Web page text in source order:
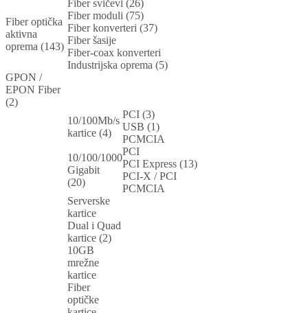
Fiber optička
aktivna
oprema (143)
Fiber svičevi (26)
Fiber moduli (75)
Fiber konverteri (37)
Fiber šasije
Fiber-coax konverteri
Industrijska oprema (5)
GPON /
EPON Fiber
(2)
10/100Mb/s
kartice (4)
PCI (3)
USB (1)
PCMCIA
10/100/1000
Gigabit
(20)
PCI
PCI Express (13)
PCI-X / PCI
PCMCIA
Serverske
kartice
Dual i Quad
kartice (2)
10GB
mrežne
kartice
Fiber
optičke